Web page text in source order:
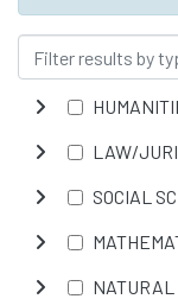
LAW/
SOCIAL
NATURAL